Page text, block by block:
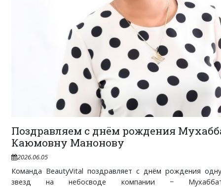
Поздравляем с днём рождения
Каюмовну Манонову
2026.06.05
Команда BeautyVital поздравляет с днём рождения
звезд на небосводе компании −